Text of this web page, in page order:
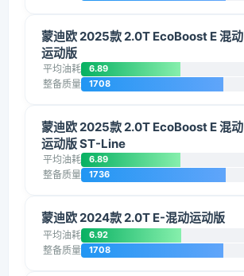
蒙迪欧 2025款 2.0T EcoBoost E 混动
运动版
平均油耗 6.89
整备质量 1708
蒙迪欧 2025款 2.0T EcoBoost E 混动
运动版 ST-Line
平均油耗 6.89
整备质量 1736
蒙迪欧 2024款 2.0T E-混动运动版
平均油耗 6.92
整备质量 1708